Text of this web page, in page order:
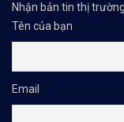
Nhận bản tin thị
Tên của bạn
Email